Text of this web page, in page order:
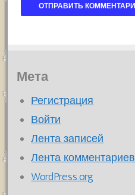
Мета
Регистрация
Войти
Лента записей
Лента комментариев
WordPress.org